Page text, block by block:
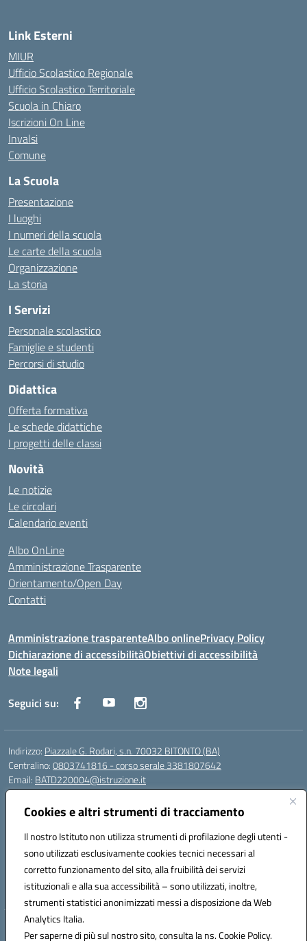
Cookies e altri strumenti di tracciamento
Il nostro Istituto non utilizza strumenti di profilazione degli utenti -
sono utilizzati esclusivamente cookies tecnici necessari al
corretto funzionamento del sito, alla fruibilità dei servizi
istituzionali e alla sua accessibilità – sono utilizzati, inoltre,
strumenti statistici anonimizzati messi a disposizione da Web
Analytics Italia.
Per saperne di più sul nostro sito, consulta la ns. Cookie Policy.
Link Esterni
MIUR
Ufficio Scolastico Regionale
Ufficio Scolastico Territoriale
Scuola in Chiaro
Iscrizioni On Line
Invalsi
Comune
La Scuola
Presentazione
I luoghi
I numeri della scuola
Le carte della scuola
Organizzazione
La storia
I Servizi
Personale scolastico
Famiglie e studenti
Percorsi di studio
Didattica
Offerta formativa
Le schede didattiche
I progetti delle classi
Novità
Le notizie
Le circolari
Calendario eventi
Albo OnLine
Amministrazione Trasparente
Orientamento/Open Day
Contatti
Amministrazione trasparenteAlbo onlinePrivacy Policy
Dichiarazione di accessibilitàObiettivi di accessibilità
Note legali
Seguici su:
Indirizzo: Piazzale G. Rodari, s.n. 70032 BITONTO (BA)
Centralino:0803741816 - corso serale 3381807642
Email: BATD220004@istruzione.it
Posta elettronica certificata (PEC):batd220004@pec.istruzione.it
Codice fiscale: 93062840728
Codice meccanografico:BATD220004
Codice Indice delle Pubbliche Amministrazioni (IPA): itcvg
Codice unico di fatturazione (CUF): UFIJVU
la scuola è raggiungibile anche al numero: ☎️ 3520316918
Hosting & Powered by 3D Solution S.r.l.